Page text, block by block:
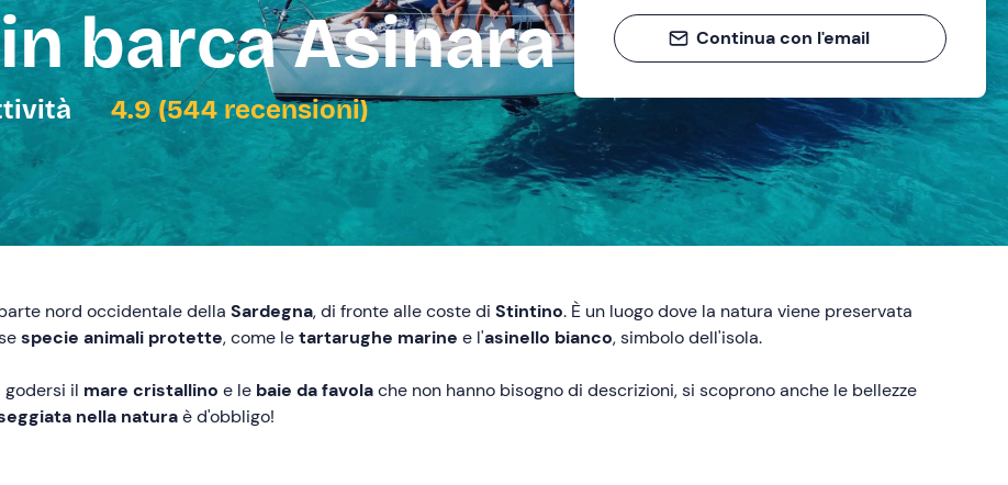
Regala una Gift Card Laurea
Addio al
celibato
Addio al
barca Asinara
4.9 (544 recensioni)
nord occidentale della Sardegna, di fronte alle coste di Stintino. È un luogo dove la natura viene preservata
specie animali protette, come letartarughe marine e l'asinello bianco, simbolo dell'isola.
godersi il mare cristallino e le baie da favolache non hanno bisogno di descrizioni, si scoprono anche le bellezze
nella naturaè d'obbligo!
Continua con l'email